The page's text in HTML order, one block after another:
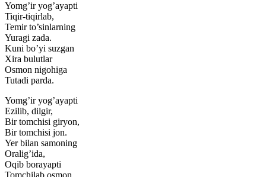
Yomg’ir yog’ayapti
Tiqir-tiqirlab,
Temir to’sinlarning
Yuragi zada.
Kuni bo’yi suzgan
Xira bulutlar
Osmon nigohiga
Tutadi parda.
Yomg’ir yog’ayapti
Ezilib, dilgir,
Bir tomchisi giryon,
Bir tomchisi jon.
Yer bilan samoning
Oralig’ida,
Oqib borayapti